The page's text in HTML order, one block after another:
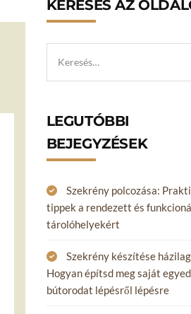
KERESÉS AZ
LEGUTÓBBI
BEJEGYZÉSEK
Szekrény polcozása:
tippek a rendezett és
tárolóhelyekért
Szekrény készítése
Hogyan építsd meg saját
bútorodat lépésről lépésre